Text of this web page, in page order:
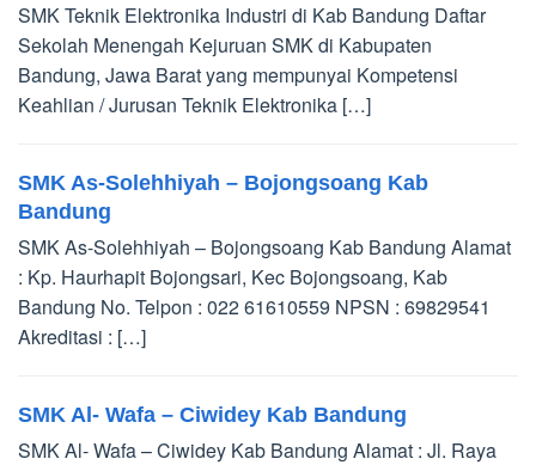
SMK Teknik Elektronika Industri di Kab Bandung Daftar
Sekolah Menengah Kejuruan SMK di Kabupaten
Bandung, Jawa Barat yang mempunyai Kompetensi
Keahlian / Jurusan Teknik Elektronika […]
SMK As-Solehhiyah – Bojongsoang Kab
Bandung
SMK As-Solehhiyah – Bojongsoang Kab Bandung Alamat
: Kp. Haurhapit Bojongsari, Kec Bojongsoang, Kab
Bandung No. Telpon : 022 61610559 NPSN : 69829541
Akreditasi : […]
SMK Al- Wafa – Ciwidey Kab Bandung
SMK Al- Wafa – Ciwidey Kab Bandung Alamat : Jl. Raya